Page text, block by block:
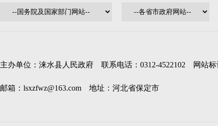
主办单位：涞水县人民政府 联系电话：0312-4522102 网站标
邮箱：lsxzfwz@163.com 地址：河北省保定市